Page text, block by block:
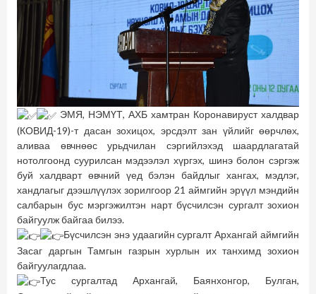
ЭМЯ, НЭМҮТ, АХБ хамтран Коронавируст халдвар
(КОВИД-19)-т дасан зохицох, эрсдэлт зан үйлийг өөрчлөх,
аливаа өвчнөөс урьдчилан сэргийлэхэд шаардлагатай
нотолгоонд суурилсан мэдээлэл хүргэх, шинэ болон сэргэж
буй халдварт өвчний үед бэлэн байдлыг хангах, мэдлэг,
хандлагыг дээшлүүлэх зорилгоор 21 аймгийн эрүүл мэндийн
салбарын бус мэргэжилтэн нарт бүсчилсэн сургалт зохион
байгуулж байгаа билээ.
Бүсчилсэн энэ удаагийн сургалт Архангай аймгийн
Засаг даргын Тамгын газрын хурлын их танхимд зохион
байгуулагдлаа.
Тус сургалтад Архангай, Баянхонгор, Булган,